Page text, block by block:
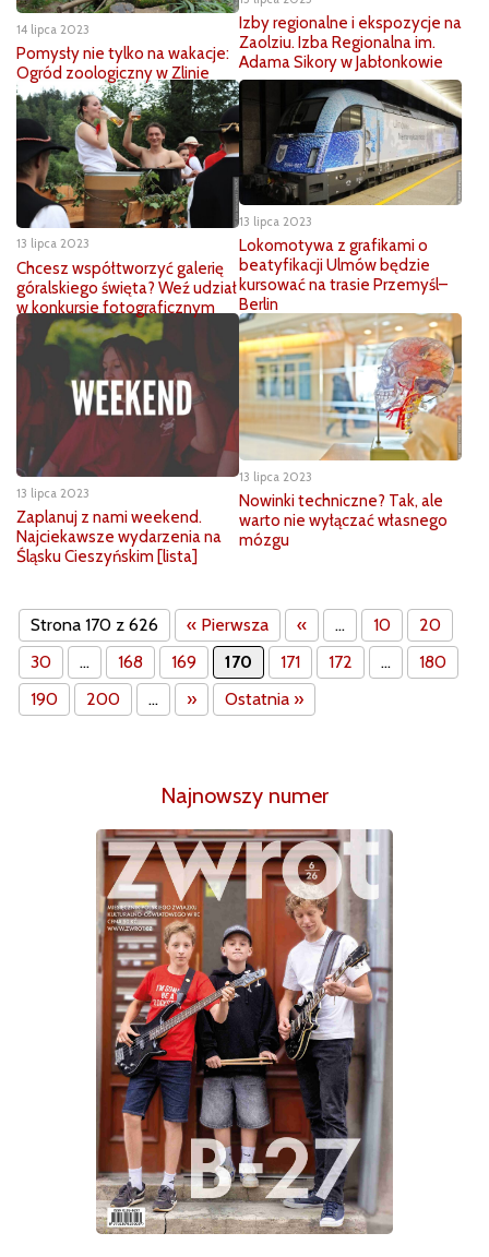
14 lipca 2023
Pomysły nie tylko na wakacje:
Ogród zoologiczny w Zlinie
Izby regionalne i ekspozycje na
Zaolziu. Izba Regionalna im.
Adama Sikory w Jabłonkowie
13 lipca 2023
Chcesz współtworzyć galerię
góralskiego święta? Weź udział
w konkursie fotograficznym
13 lipca 2023
Lokomotywa z grafikami o
beatyfikacji Ulmów będzie
kursować na trasie Przemyśl–
Berlin
13 lipca 2023
Zaplanuj z nami weekend.
Najciekawsze wydarzenia na
Śląsku Cieszyńskim [lista]
13 lipca 2023
Nowinki techniczne? Tak, ale
warto nie wyłączać własnego
mózgu
Strona 170 z 626 « Pierwsza « ... 10
20
30
... 168 169 170 171 172 ...
180
190
200 ... » Ostatnia »
Najnowszy numer